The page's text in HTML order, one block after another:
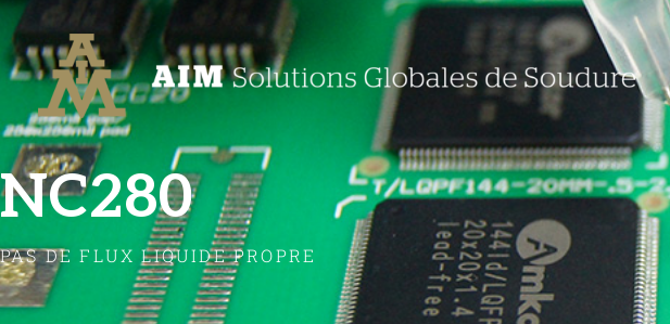
Aller
au
contenu
NC280
PAS DE FLUX LIQUIDE PROPRE
Post
navigation